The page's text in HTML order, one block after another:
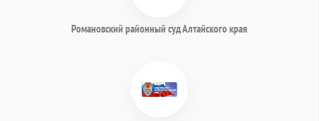
Романовский районный суд Алтайского края